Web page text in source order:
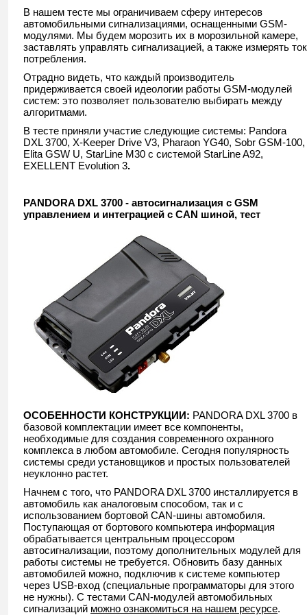
В нашем тесте мы ограничиваем сферу интересов
автомобильными сигнализациями, оснащенными GSM-
модулями. Мы будем морозить их в морозильной камере,
заставлять управлять сигнализацией, а также измерять ток
потребления.
Отрадно видеть, что каждый производитель
придерживается своей идеологии работы GSM-модулей
систем: это позволяет пользователю выбирать между
алгоритмами.
В тесте приняли участие следующие системы: Pandora
DXL 3700, X-Keeper Drive V3, Pharaon YG40, Sobr GSM-100,
Elita GSW U, StarLine M30 с системой StarLine A92,
EXELLENT Evolution 3.
PANDORA DXL 3700 - автосигнализация с GSM
управлением и интеграцией с CAN шиной, тест
ОСОБЕННОСТИ КОНСТРУКЦИИ: PANDORA DXL 3700 в
базовой комплектации имеет все компоненты,
необходимые для создания современного охранного
комплекса в любом автомобиле. Сегодня популярность
системы среди установщиков и простых пользователей
неуклонно растет.
Начнем с того, что PANDORA DXL 3700 инсталлируется в
автомобиль как аналоговым способом, так и с
использованием бортовой CAN-шины автомобиля.
Поступающая от бортового компьютера информация
обрабатывается центральным процессором
автосигнализации, поэтому дополнительных модулей для
работы системы не требуется. Обновить базу данных
автомобилей можно, подключив к системе компьютер
через USB-вход (специальные программаторы для этого
не нужны). С тестами CAN-модулей автомобильных
сигнализаций можно ознакомиться на нашем ресурсе.